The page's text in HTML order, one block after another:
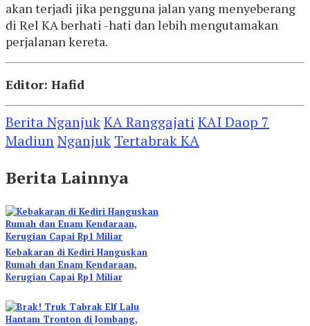
akan terjadi jika pengguna jalan yang menyeberang
di Rel KA berhati -hati dan lebih mengutamakan
perjalanan kereta.
Editor: Hafid
Berita NganjukKA Ranggajati KAI Daop 7
MadiunNganjuk Tertabrak KA
Berita Lainnya
Kebakaran di Kediri Hanguskan
Rumah dan Enam Kendaraan,
Kerugian Capai Rp1 Miliar